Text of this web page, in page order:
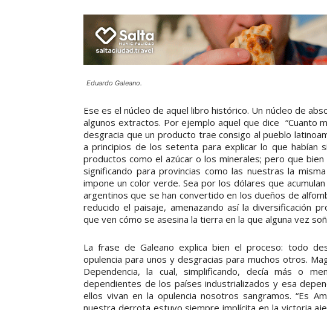
Eduardo Galeano.
Ese es el núcleo de aquel libro histórico. Un núcleo de
algunos extractos. Por ejemplo aquel que dice “Cuanto
desgracia que un producto trae consigo al pueblo
a principios de los setenta para explicar lo que habían
productos como el azúcar o los minerales; pero que
significando para provincias como las nuestras la
impone un color verde. Sea por los dólares que
argentinos que se han convertido en los dueños de
reducido el paisaje, amenazando así la diversificación
que ven cómo se asesina la tierra en la que alguna vez
La frase de Galeano explica bien el proceso: todo
opulencia para unos y desgracias para muchos otros.
Dependencia, la cual, simplificando, decía más o
dependientes de los países industrializados y esa
ellos vivan en la opulencia nosotros sangramos. “Es
nuestra derrota estuvo siempre implícita en la victoria